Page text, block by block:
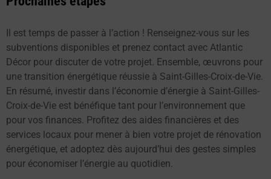
Il est temps de passer à l’action ! Renseignez-vous sur les
subventions disponibles et prenez contact avec Atlantic
Décor pour discuter de votre projet. Ensemble, œuvrons pour
une transition énergétique réussie à Saint-Gilles-Croix-de-Vie.
En résumé, investir dans l’économie d’énergie à Saint-Gilles-
Croix-de-Vie est bénéfique tant pour l’environnement que
pour vos finances. Profitez des aides financières et des
services locaux pour mener à bien votre projet de rénovation
énergétique, et adoptez dès aujourd’hui des gestes simples
pour économiser l’énergie au quotidien.